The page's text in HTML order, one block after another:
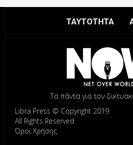
ΤΑΥΤΟΤΗΤΑ
Τα πάντα για τον
Libra Press © Copyright 2019
All Rights Reserved
Όροι Χρήσης